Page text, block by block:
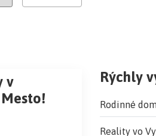
v
Mesto!
Rýchly
Rodinné
Reality vo